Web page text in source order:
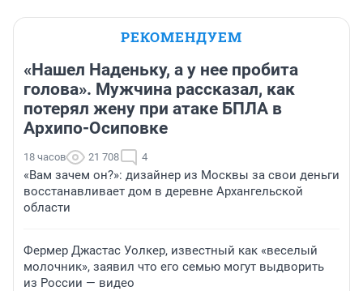
РЕКОМЕНДУЕМ
«Нашел Наденьку, а у нее пробита
голова». Мужчина рассказал, как
потерял жену при атаке БПЛА в
Архипо-Осиповке
18 часов 21 708 4
«Вам зачем он?»: дизайнер из Москвы за свои деньги
восстанавливает дом в деревне Архангельской
области
Фермер Джастас Уолкер, известный как «веселый
молочник», заявил что его семью могут выдворить
из России — видео